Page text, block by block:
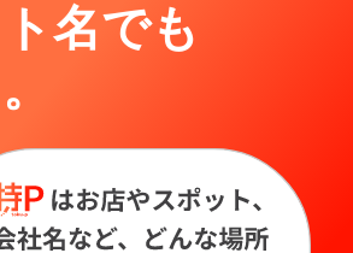
名でも